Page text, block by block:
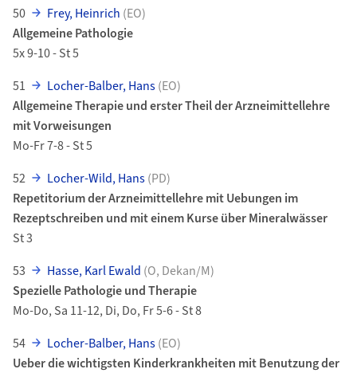
50
Frey, Heinrich (EO)
Allgemeine Pathologie
5x 9-10 - St 5
51
Locher-Balber, Hans(EO)
Allgemeine Therapie und erster Theil der Arzneimittellehre
mit Vorweisungen
Mo-Fr 7-8 - St 5
52
Locher-Wild, Hans(PD)
Repetitorium der Arzneimittellehre mit Uebungen im
Rezeptschreiben und mit einem Kurse über Mineralwässer
St 3
53
Hasse, Karl Ewald (O, Dekan/M)
Spezielle Pathologie und Therapie
Mo-Do, Sa 11-12, Di, Do, Fr 5-6 - St 8
54
Locher-Balber, Hans(EO)
Ueber die wichtigsten Kinderkrankheiten mit Benutzung der